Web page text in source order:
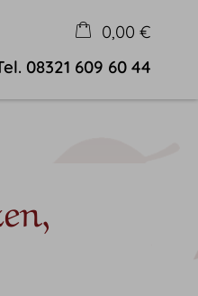
08321 609 60 44
0,00 €
×
leer